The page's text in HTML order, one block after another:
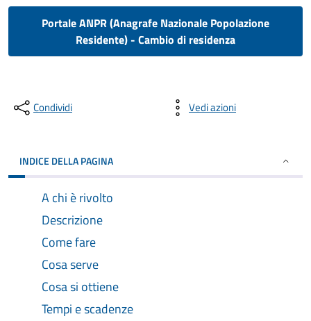
Portale ANPR (Anagrafe Nazionale Popolazione
Residente) - Cambio di residenza
Condividi Vedi azioni
INDICE DELLA PAGINA
A chi è rivolto
Descrizione
Come fare
Cosa serve
Cosa si ottiene
Tempi e scadenze